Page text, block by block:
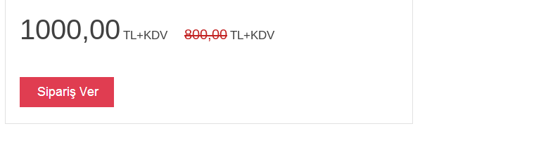
1000,00 TL+KDV 800,00 TL+KDV